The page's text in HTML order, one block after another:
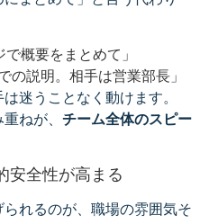
概要をまとめて」
の説明。相手は営業部長」
迷うことなく動けます。
ねが、 チーム全体のスピー
安全性が高まる
れるのが、職場の雰囲気そ